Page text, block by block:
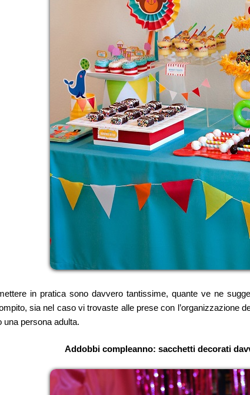
in pratica sono davvero tantissime, quante ve ne
sia nel caso vi trovaste alle prese con l’organizzazione
una persona adulta.
Addobbi compleanno: sacchetti decorati